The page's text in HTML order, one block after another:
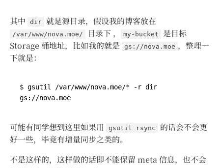
其中 dir 就是源目录，假设我的博客放在
/var/www/nova.moe/ 目录下 ， my-bucket
是目标
Storage 桶地址，比如我的就是
gs://nova.moe ，整理一
下就是：
$ gsutil /var/www/nova.moe/* -r dir
可能有同学想到这里如果用 gsutil rsync
的话会不会更
好一些，毕竟有增量同步之类的。
不是这样的，这样做的话即不能保留 meta 信息，也不会